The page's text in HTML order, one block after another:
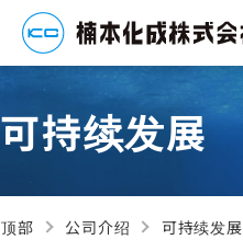
可持续发展
顶部 公司介绍 可持续发展